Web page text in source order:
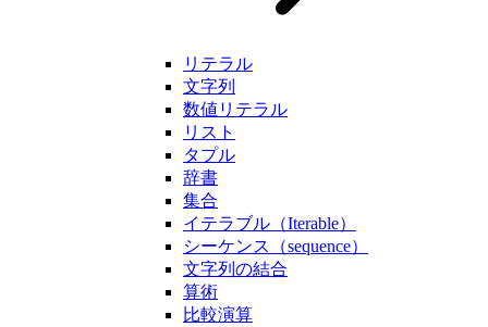
リテラル
文字列
数値リテラル
リスト
タプル
辞書
集合
イテラブル（Iterable）
シーケンス（sequence）
文字列の結合
算術
比較演算